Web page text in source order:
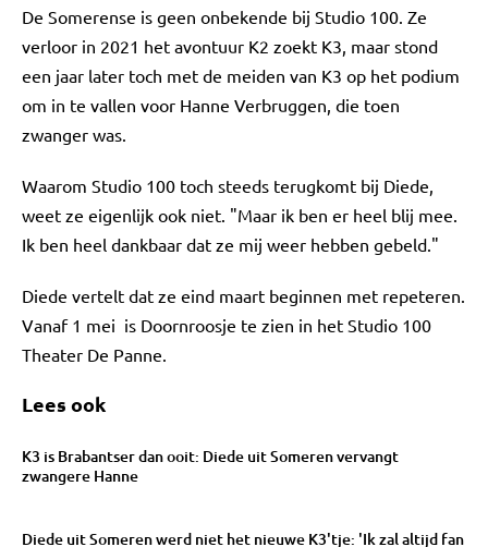
De Somerense is geen onbekende bij Studio 100. Ze
verloor in 2021 het avontuur K2 zoekt K3, maar stond
een jaar later toch met de meiden van K3 op het podium
om in te vallen voor Hanne Verbruggen, die toen
zwanger was.
Waarom Studio 100 toch steeds terugkomt bij Diede,
weet ze eigenlijk ook niet. "Maar ik ben er heel blij mee.
Ik ben heel dankbaar dat ze mij weer hebben gebeld."
Diede vertelt dat ze eind maart beginnen met repeteren.
Vanaf 1 mei is Doornroosje te zien in het Studio 100
Theater De Panne.
Lees ook
K3 is Brabantser dan ooit: Diede uit Someren vervangt
zwangere Hanne
Diede uit Someren werd niet het nieuwe K3'tje: 'Ik zal altijd fan